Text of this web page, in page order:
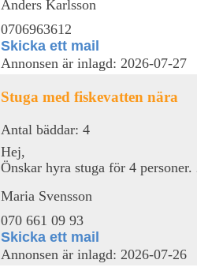
Anders Karlsson
0706963612
Skicka ett mail
Annonsen är inlagd: 2026-07-27
Stuga med fiskevatten nära
Antal bäddar: 4
Hej,
Önskar hyra stuga för 4
Maria Svensson
070 661 09 93
Skicka ett mail
Annonsen är inlagd: 2026-07-26